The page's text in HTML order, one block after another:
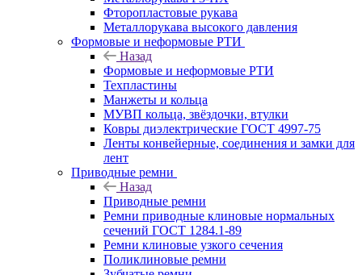
Фторопластовые рукава
Металлорукава высокого давления
Формовые и неформовые РТИ
Назад
Формовые и неформовые РТИ
Техпластины
Манжеты и кольца
МУВП кольца, звёздочки, втулки
Ковры диэлектрические ГОСТ 4997-75
Ленты конвейерные, соединения и замки для
лент
Приводные ремни
Назад
Приводные ремни
Ремни приводные клиновые нормальных
сечений ГОСТ 1284.1-89
Ремни клиновые узкого сечения
Поликлиновые ремни